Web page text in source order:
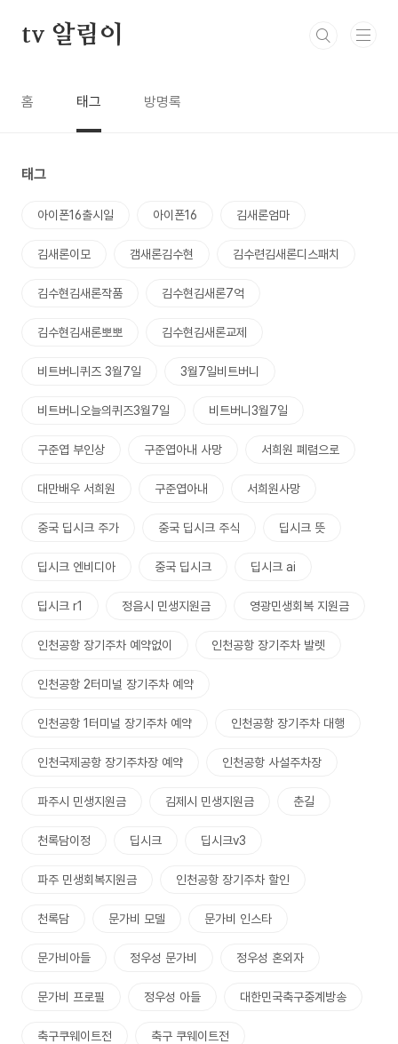
tv 알림이
홈 태그 방명록
태그
아이폰16출시일 아이폰16 김새론엄마
김새론이모 갬새론김수현 김수련김새론디스패치
김수현김새론작품 김수현김새론7억
김수현김새론뽀뽀 김수현김새론교제
비트버니퀴즈 3월7일 3월7일비트버니
비트버니오늘의퀴즈3월7일 비트버니3월7일
구준엽 부인상 구준엽아내 사망 서희원 폐렴으로
대만배우 서희원 구준엽아내 서희원사망
중국 딥시크 주가 중국 딥시크 주식 딥시크 뜻
딥시크 엔비디아 중국 딥시크 딥시크 ai
딥시크 r1 정음시 민생지원금 영광민생회복 지원금
인천공항 장기주차 예약없이 인천공항 장기주차 발렛
인천공항 2터미널 장기주차 예약
인천공항 1터미널 장기주차 예약 인천공항 장기주차 대행
인천국제공항 장기주차장 예약 인천공항 사설주차장
파주시 민생지원금 김제시 민생지원금 춘길
천록담이정 딥시크 딥시크v3
파주 민생회복지원금 인천공항 장기주차 할인
천록담 문가비 모델 문가비 인스타
문가비아들 정우성 문가비 정우성 혼외자
문가비 프로필 정우성 아들 대한민국축구중계방송
축구쿠웨이트전 축구 쿠웨이트전